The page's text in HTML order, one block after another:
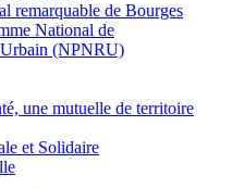
remarquable de Bourges
National de
(NPNRU)
une mutuelle de territoire
et Solidaire